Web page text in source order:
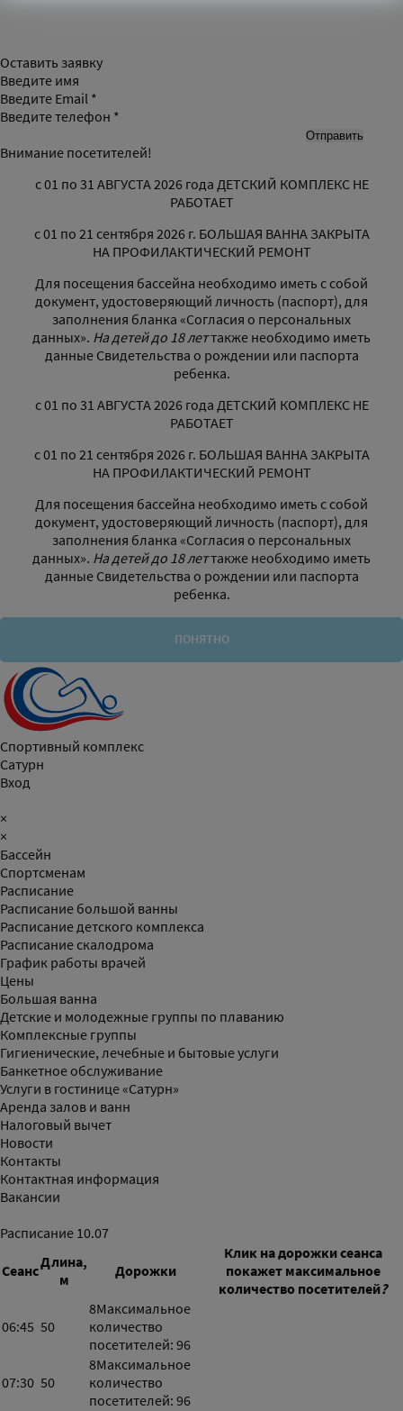
Оставить заявку
Введите имя
Введите Email *
Введите телефон *
Внимание посетителей!
с 01 по 31 АВГУСТА 2026 года ДЕТСКИЙ КОМПЛЕКС НЕ
РАБОТАЕТ
с 01 по 21 сентября 2026 г. БОЛЬШАЯ ВАННА ЗАКРЫТА
НА ПРОФИЛАКТИЧЕСКИЙ РЕМОНТ
Для посещения бассейна необходимо иметь с собой
документ, удостоверяющий личность (паспорт), для
заполнения бланка «Согласия о персональных
данных». На детей до 18 леттакже необходимо иметь
данные Свидетельства о рождении или паспорта
ребенка.
с 01 по 31 АВГУСТА 2026 года ДЕТСКИЙ КОМПЛЕКС НЕ
РАБОТАЕТ
с 01 по 21 сентября 2026 г. БОЛЬШАЯ ВАННА ЗАКРЫТА
НА ПРОФИЛАКТИЧЕСКИЙ РЕМОНТ
Для посещения бассейна необходимо иметь с собой
документ, удостоверяющий личность (паспорт), для
заполнения бланка «Согласия о персональных
данных». На детей до 18 леттакже необходимо иметь
данные Свидетельства о рождении или паспорта
ребенка.
ПОНЯТНО
Спортивный комплекс
Сатурн
Вход
×
×
Бассейн
Спортсменам
Расписание
Расписание большой ванны
Расписание детского комплекса
Расписание скалодрома
График работы врачей
Цены
Большая ванна
Детские и молодежные группы по плаванию
Комплексные группы
Гигиенические, лечебные и бытовые услуги
Банкетное обслуживание
Услуги в гостинице «Сатурн»
Аренда залов и ванн
Налоговый вычет
Новости
Контакты
Контактная информация
Вакансии
Расписание 10.07
СеансДлина,
м
Дорожки
Клик на дорожки сеанса
покажет максимальное
количество посетителей?
06:45 50
8Максимальное
количество
посетителей: 96
07:30 50
8Максимальное
количество
посетителей: 96